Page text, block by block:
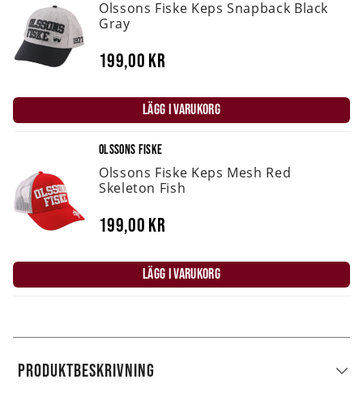
Olssons Fiske Keps Snapback Black
Gray
199,00 kr
LÄGG I VARUKORG
OLSSONS FISKE
Olssons Fiske Keps Mesh Red
Skeleton Fish
199,00 kr
LÄGG I VARUKORG
PRODUKTBESKRIVNING